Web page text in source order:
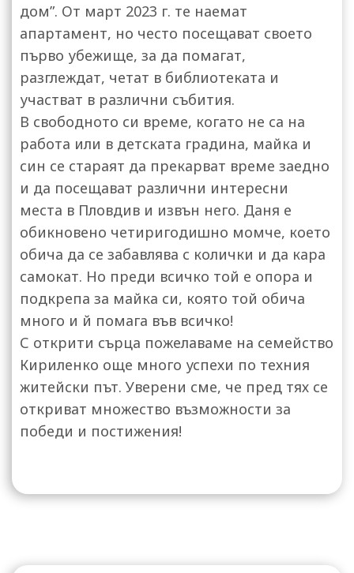
дом”. От март 2023 г. те наемат
апартамент, но често посещават своето
първо убежище, за да помагат,
разглеждат, четат в библиотеката и
участват в различни събития.
В свободното си време, когато не са на
работа или в детската градина, майка и
син се стараят да прекарват време заедно
и да посещават различни интересни
места в Пловдив и извън него. Даня е
обикновено четиригодишно момче, което
обича да се забавлява с колички и да кара
самокат. Но преди всичко той е опора и
подкрепа за майка си, която той обича
много и й помага във всичко!
С открити сърца пожелаваме на семейство
Кириленко още много успехи по техния
житейски път. Уверени сме, че пред тях се
откриват множество възможности за
победи и постижения!